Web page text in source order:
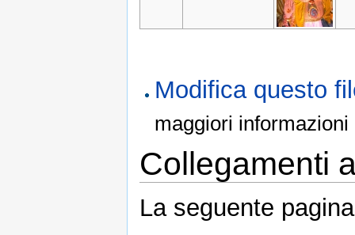
Modifica questo
maggiori
Collegamenti
La seguente